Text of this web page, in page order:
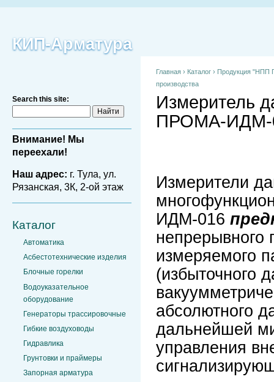
КИП-Арматура
Search this site:
Внимание! Мы
переехали!
Наш адрес: г. Тула, ул.
Рязанская, 3К, 2-ой этаж
Каталог
Автоматика
Асбестотехнические изделия
Блочные горелки
Водоуказательное
оборудование
Генераторы трассировочные
Гибкие воздуховоды
Гидравлика
Грунтовки и праймеры
Запорная арматура
Главная › Каталог › Продукция "НПП
производства
Измеритель
ПРОМА-ИДМ-
Измерители
ИДМ-016
непрерывного
измеряемого
(избыточного
абсолютного
дальнейшей
управления